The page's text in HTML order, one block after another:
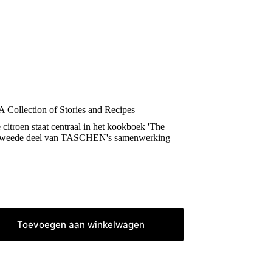
Collection of Stories and Recipes
staat centraal in het kookboek 'The
deel van TASCHEN's samenwerking
Toevoegen aan winkelwagen